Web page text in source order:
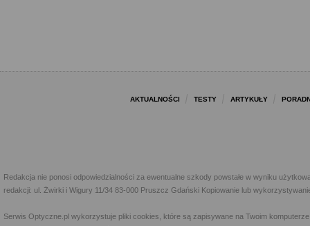
AKTUALNOŚCI TESTY ARTYKUŁY
Redakcja nie ponosi odpowiedzialności za ewentualne szkody powstałe w wyniku
redakcji: ul. Żwirki i Wigury 11/34 83-000 Pruszcz Gdański Kopiowanie lub
Serwis Optyczne.pl wykorzystuje pliki cookies, które są zapisywane na Twoim